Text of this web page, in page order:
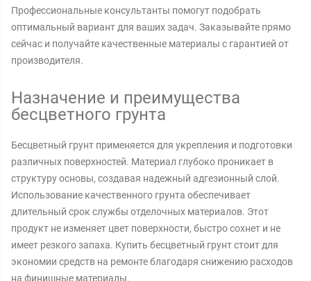
Профессиональные консультанты помогут подобрать
оптимальный вариант для ваших задач. Заказывайте прямо
сейчас и получайте качественные материалы с гарантией от
производителя.
Назначение и преимущества
бесцветного грунта
Бесцветный грунт применяется для укрепления и подготовки
различных поверхностей. Материал глубоко проникает в
структуру основы, создавая надежный адгезионный слой.
Использование качественного грунта обеспечивает
длительный срок службы отделочных материалов. Этот
продукт не изменяет цвет поверхности, быстро сохнет и не
имеет резкого запаха. Купить бесцветный грунт стоит для
экономии средств на ремонте благодаря снижению расходов
на финишные материалы.